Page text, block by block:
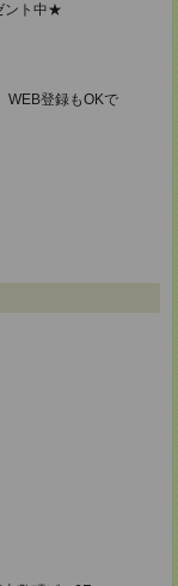
ント中★
WEB登録もOKで